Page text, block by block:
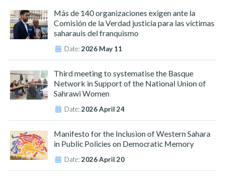
Más de 140 organizaciones exigen ante la
Comisión de la Verdad justicia para las víctimas
saharauis del franquismo
Date:2026 May 11
Third meeting to systematise the Basque
Network in Support of the National Union of
Sahrawi Women
Date:2026 April 24
Manifesto for the Inclusion of Western Sahara
in Public Policies on Democratic Memory
Date:2026 April 20